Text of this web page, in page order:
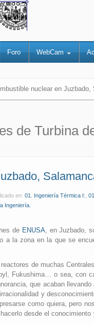
Foro WebCam
nuclear en Juzbado,
de Turbina
en: 01. Ingeniería Térmica I:
Ingeniería.
de ENUSA, en Juzbado,
a la zona en la que se
de muchas
Fukushima… o sea, con
que acaban
y
como quiera, pero
desde el